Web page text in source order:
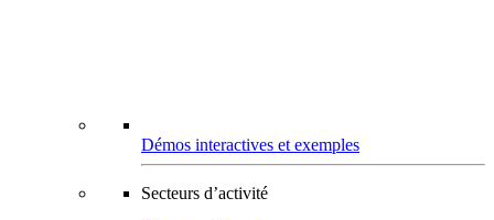
Démos interactives et exemples
Secteurs d’activité